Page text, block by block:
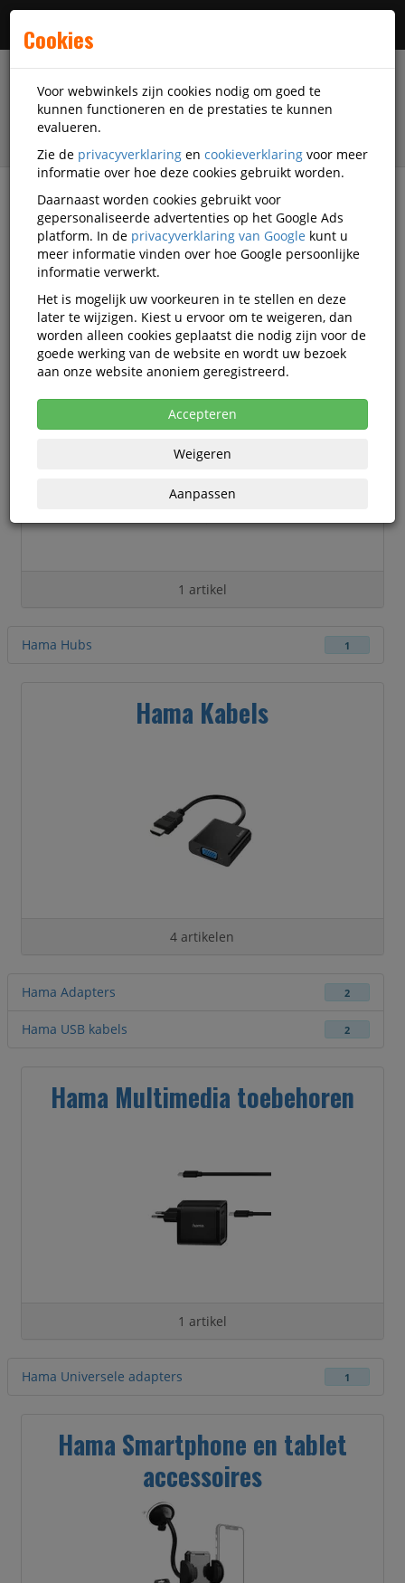
filter
Accessoires Hama
Hama accessoires
Hama Datacommunicatie
1 artikel
Hama Hubs 1
Hama Kabels
4 artikelen
Hama Adapters 2
Hama USB kabels 2
Hama Multimedia toebehoren
1 artikel
Hama Universele adapters 1
Hama Smartphone en tablet
accessoires
Cookies
Voor webwinkels zijn cookies nodig om goed te
kunnen functioneren en de prestaties te kunnen
evalueren.
Zie de privacyverklaring en cookieverklaring voor meer
informatie over hoe deze cookies gebruikt worden.
Daarnaast worden cookies gebruikt voor
gepersonaliseerde advertenties op het Google Ads
platform. In de privacyverklaring van Google kunt u
meer informatie vinden over hoe Google persoonlijke
informatie verwerkt.
Het is mogelijk uw voorkeuren in te stellen en deze
later te wijzigen. Kiest u ervoor om te weigeren, dan
worden alleen cookies geplaatst die nodig zijn voor de
goede werking van de website en wordt uw bezoek
aan onze website anoniem geregistreerd.
Accepteren
Weigeren
Aanpassen